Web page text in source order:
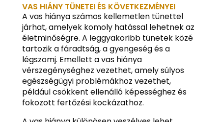
VAS HIÁNY TÜNETEI ÉS KÖVETKEZMÉNYEI
A vas hiánya számos kellemetlen tünettel
járhat, amelyek komoly hatással lehetnek az
életminőségre. A leggyakoribb tünetek közé
tartozik a fáradtság, a gyengeség és a
légszomj. Emellett a vas hiánya
vérszegénységhez vezethet, amely súlyos
egészségügyi problémákhoz vezethet,
például csökkent ellenálló képességhez és
fokozott fertőzési kockázathoz.